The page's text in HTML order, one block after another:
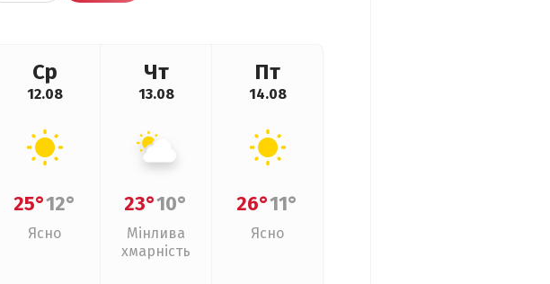
Ср
12.08
25°12°
Ясно
Чт
13.08
23°10°
Мінлива
хмарність
Пт
14.08
26°11°
Ясно